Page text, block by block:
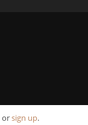
orsign up.